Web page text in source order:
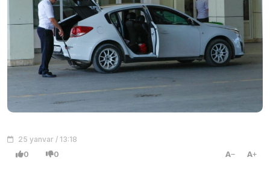
25 yanvar / 13:18
0 0 A A